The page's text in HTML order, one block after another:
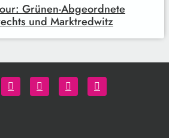
Grünen-Abgeordnete
und Marktredwitz